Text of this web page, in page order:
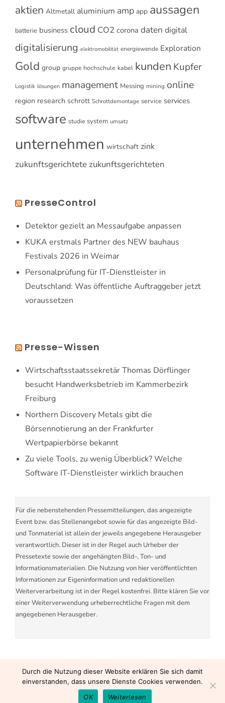
aktien Altmetall aluminium amp app aussagen
batterie business cloud CO2 corona daten digital
digitalisierung elektromobilität energiewende Exploration
Gold group gruppe hochschule kabel kunden Kupfer
Logistik lösungen management Messing mining online
region research schrott Schrottdemontage service services
software studie system umsatz
unternehmen wirtschaft zink
zukunftsgerichtete zukunftsgerichteten
PresseControl
Detektor gezielt an Messaufgabe anpassen
KUKA erstmals Partner des NEW bauhaus
Festivals 2026 in Weimar
Personalprüfung für IT-Dienstleister in
Deutschland: Was öffentliche Auftraggeber jetzt
voraussetzen
Presse-Wissen
Wirtschaftsstaatssekretär Thomas Dörflinger
besucht Handwerksbetrieb im Kammerbezirk
Freiburg
Northern Discovery Metals gibt die
Börsennotierung an der Frankfurter
Wertpapierbörse bekannt
Zu viele Tools, zu wenig Überblick? Welche
Software IT-Dienstleister wirklich brauchen
Für die nebenstehenden Pressemitteilungen, das angezeigte
Event bzw. das Stellenangebot sowie für das angezeigte Bild-
und Tonmaterial ist allein der jeweils angegebene Herausgeber
verantwortlich. Dieser ist in der Regel auch Urheber der
Pressetexte sowie der angehängten Bild-, Ton- und
Informationsmaterialien. Die Nutzung von hier veröffentlichten
Informationen zur Eigeninformation und redaktionellen
Weiterverarbeitung ist in der Regel kostenfrei. Bitte klären Sie vor
einer Weiterverwendung urheberrechtliche Fragen mit dem
angegebenen Herausgeber.
Durch die Nutzung dieser Website erklären Sie sich damit
einverstanden, dass unsere Dienste Cookies verwenden.
OK
Weiterlesen